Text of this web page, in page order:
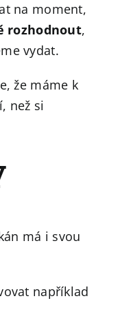
na moment,
rozhodnout,
vydat.
že máme k
než si
má i svou
například